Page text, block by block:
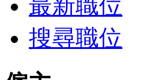
最新職位
搜尋職位